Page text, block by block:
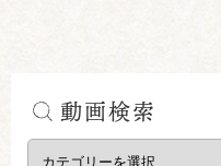
動画検索